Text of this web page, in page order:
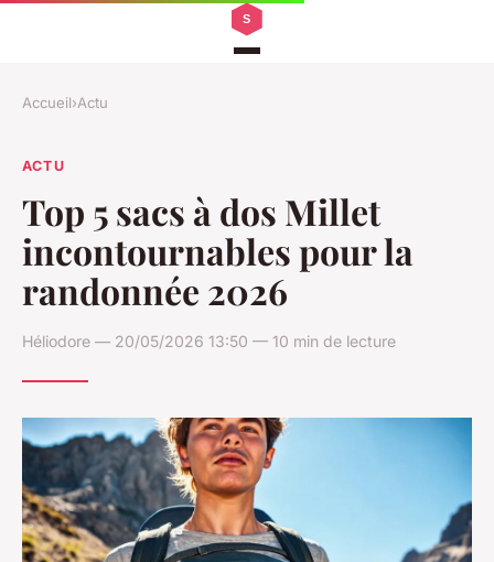
Accueil›Actu
ACTU
Top 5 sacs à dos Millet
incontournables pour la
randonnée 2026
Héliodore — 20/05/2026 13:50 — 10 min de lecture